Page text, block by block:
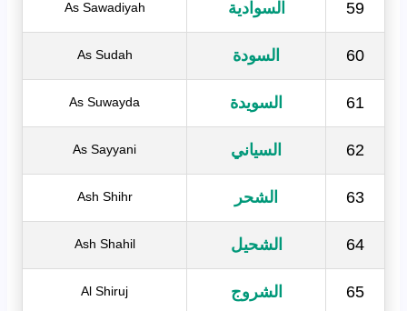
59 السوادية As Sawadiyah
60 السودة As Sudah
61 السويدة As Suwayda
62 السياني As Sayyani
63 الشحر Ash Shihr
64 الشحيل Ash Shahil
65 الشروج Al Shiruj